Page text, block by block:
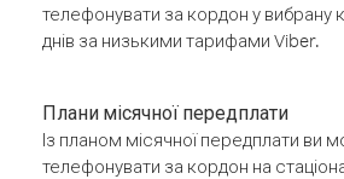
телефонувати за кордон у вибрану
днів за низькими тарифами Viber.
Плани місячної передплати
Із планом місячної передплати ви
телефонувати за кордон на